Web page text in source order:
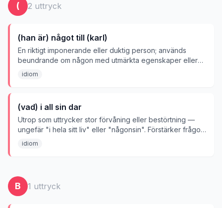
( 2 uttryck
(han är) något till (karl)
En riktigt imponerande eller duktig person; används
beundrande om någon med utmärkta egenskaper eller
förmågor.
idiom
(vad) i all sin dar
Utrop som uttrycker stor förvåning eller bestörtning —
ungefär "i hela sitt liv" eller "någonsin". Förstärker frågor
och utrop kraftigt.
idiom
B 1 uttryck